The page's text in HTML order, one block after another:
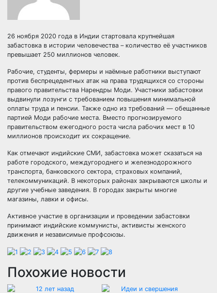
26 ноября 2020 года в Индии стартовала крупнейшая
забастовка в истории человечества – количество её участников
превышает 250 миллионов человек.
Рабочие, студенты, фермеры и наёмные работники выступают
против беспрецедентных атак на права трудящихся со стороны
правого правительства Нарендры Моди. Участники забастовки
выдвинули лозунги с требованием повышения минимальной
оплаты труда и пенсии. Также одно из требований — обещанные
партией Моди рабочие места. Вместо прогнозируемого
правительством ежегодного роста числа рабочих мест в 10
миллионов происходит их сокращение.
Как отмечают индийские СМИ, забастовка может сказаться на
работе городского, междугороднего и железнодорожного
транспорта, банковского сектора, страховых компаний,
телекоммуникаций. В некоторых районах закрываются школы и
другие учебные заведения. В городах закрыты многие
магазины, лавки и офисы.
Активное участие в организации и проведении забастовки
принимают индийские коммунисты, активисты женского
движения и независимые профсоюзы.
Похожие новости